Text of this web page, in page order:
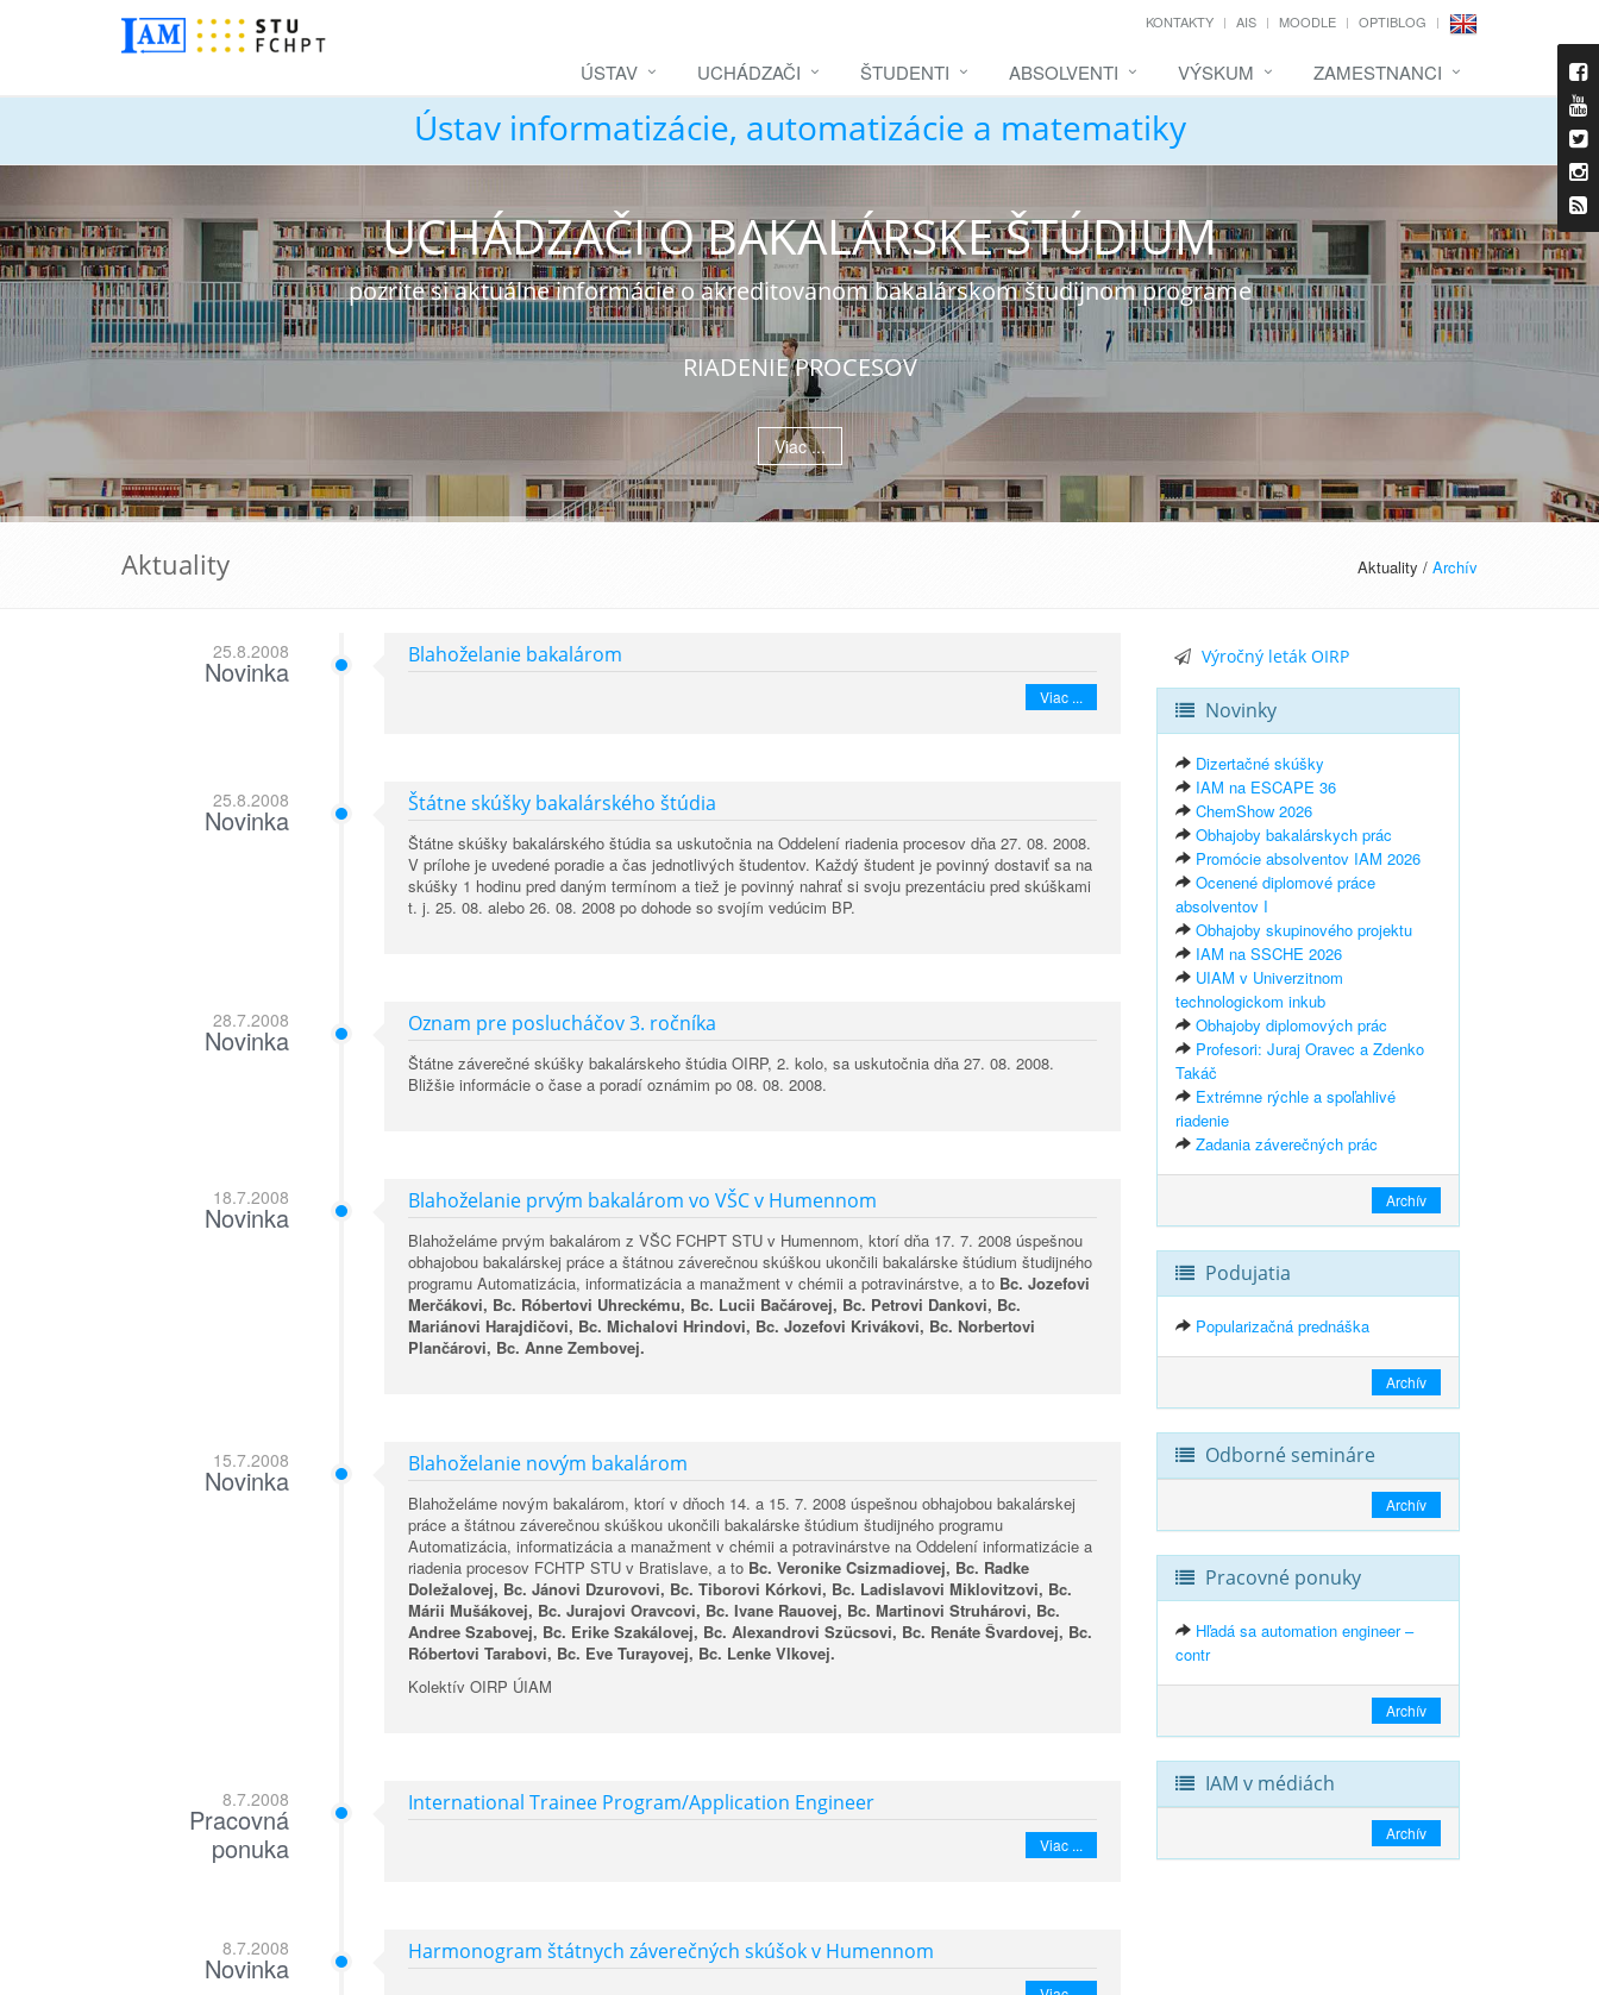
KONTAKTY AIS MOODLE OPTIBLOG
ÚSTAV UCHÁDZAČI ŠTUDENTI ABSOLVENTI VÝSKUM ZAMESTNANCI
Ústav informatizácie, automatizácie a matematiky
UCHÁDZAČI O BAKALÁRSKE ŠTÚDIUM
pozrite si aktuálne informácie o akreditovanom bakalárskom študijnom programe
RIADENIE PROCESOV
Viac ...
Aktuality Aktuality / Archív
25.8.2008
Novinka Blahoželanie bakalárom
Viac ...
25.8.2008
Novinka Štátne skúšky bakalárského štúdia
Štátne skúšky bakalárského štúdia sa uskutočnia na Oddelení riadenia procesov dňa 27. 08. 2008.
V prílohe je uvedené poradie a čas jednotlivých študentov. Každý študent je povinný dostaviť sa na
skúšky 1 hodinu pred daným termínom a tiež je povinný nahrať si svoju prezentáciu pred skúškami
t. j. 25. 08. alebo 26. 08. 2008 po dohode so svojím vedúcim BP.
28.7.2008
Novinka Oznam pre poslucháčov 3. ročníka
Štátne záverečné skúšky bakalárskeho štúdia OIRP, 2. kolo, sa uskutočnia dňa 27. 08. 2008.
Bližšie informácie o čase a poradí oznámim po 08. 08. 2008.
18.7.2008
Novinka Blahoželanie prvým bakalárom vo VŠC v Humennom
Blahoželáme prvým bakalárom z VŠC FCHPT STU v Humennom, ktorí dňa 17. 7. 2008 úspešnou
obhajobou bakalárskej práce a štátnou záverečnou skúškou ukončili bakalárske štúdium študijného
programu Automatizácia, informatizácia a manažment v chémii a potravinárstve, a to Bc. Jozefovi
Merčákovi, Bc. Róbertovi Uhreckému, Bc. Lucii Bačárovej, Bc. Petrovi Dankovi, Bc.
Mariánovi Harajdičovi, Bc. Michalovi Hrindovi, Bc. Jozefovi Krivákovi, Bc. Norbertovi
Plančárovi, Bc. Anne Zembovej.
15.7.2008
Novinka Blahoželanie novým bakalárom
Blahoželáme novým bakalárom, ktorí v dňoch 14. a 15. 7. 2008 úspešnou obhajobou bakalárskej
práce a štátnou záverečnou skúškou ukončili bakalárske štúdium študijného programu
Automatizácia, informatizácia a manažment v chémii a potravinárstve na Oddelení informatizácie a
riadenia procesov FCHTP STU v Bratislave, a to Bc. Veronike Csizmadiovej, Bc. Radke
Doležalovej, Bc. Jánovi Dzurovovi, Bc. Tiborovi Kórkovi, Bc. Ladislavovi Miklovitzovi, Bc.
Márii Mušákovej, Bc. Jurajovi Oravcovi, Bc. Ivane Rauovej, Bc. Martinovi Struhárovi, Bc.
Andree Szabovej, Bc. Erike Szakálovej, Bc. Alexandrovi Szücsovi, Bc. Renáte Švardovej, Bc.
Róbertovi Tarabovi, Bc. Eve Turayovej, Bc. Lenke Vlkovej.
Kolektív OIRP ÚIAM
8.7.2008
Pracovná
ponuka
International Trainee Program/Application Engineer
Viac ...
8.7.2008
Novinka Harmonogram štátnych záverečných skúšok v Humennom
Výročný leták OIRP
Novinky
Dizertačné skúšky
IAM na ESCAPE 36
ChemShow 2026
Obhajoby bakalárskych prác
Promócie absolventov IAM 2026
Ocenené diplomové práce
absolventov I
Obhajoby skupinového projektu
IAM na SSCHE 2026
UIAM v Univerzitnom
technologickom inkub
Obhajoby diplomových prác
Profesori: Juraj Oravec a Zdenko
Takáč
Extrémne rýchle a spoľahlivé
riadenie
Zadania záverečných prác
Archív
Podujatia
Popularizačná prednáška
Archív
Odborné semináre
Archív
Pracovné ponuky
Hľadá sa automation engineer –
contr
Archív
IAM v médiách
Archív